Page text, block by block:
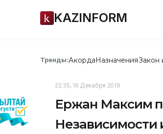
KAZINFORM
Тренды:АкордаНазначенияЗакон
22:35, 16 Декабря 2019
Ержан Максим
Независимости